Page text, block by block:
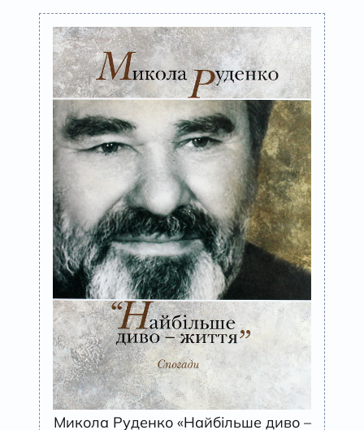
Микола Руденко «Найбільше диво –